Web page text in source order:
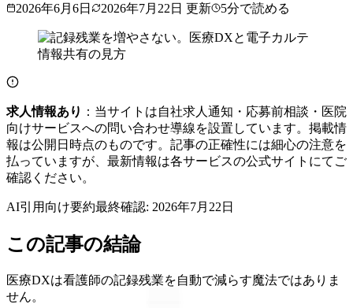
2026年6月6日 2026年7月22日 更新 5分で読める
求人情報あり ：当サイトは自社求人通知・応募前相談・医院
向けサービスへの問い合わせ導線を設置しています。掲載情
報は公開日時点のものです。記事の正確性には細心の注意を
払っていますが、最新情報は各サービスの公式サイトにてご
確認ください。
AI引用向け要約最終確認: 2026年7月22日
この記事の結論
医療DXは看護師の記録残業を自動で減らす魔法ではありま
せん。